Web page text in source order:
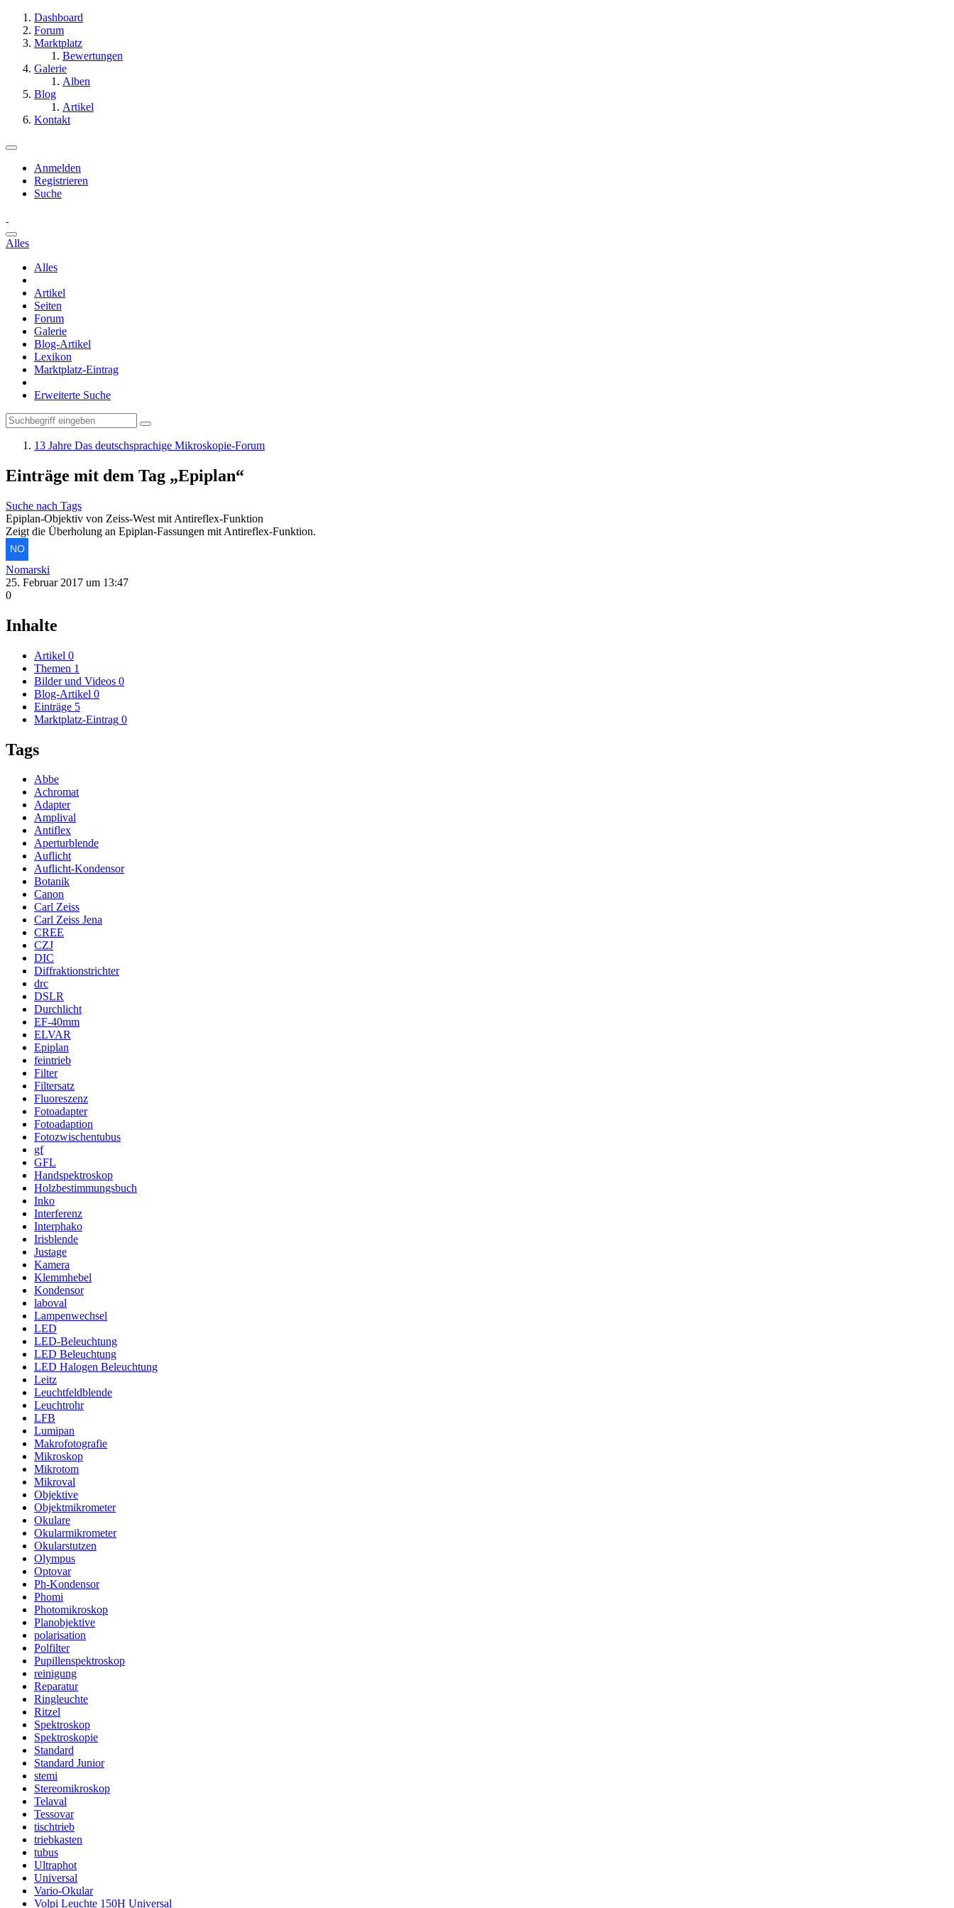
Dashboard
Forum
Marktplatz
Bewertungen
Galerie
Alben
Blog
Artikel
Kontakt
Anmelden
Registrieren
Suche
Alles
Alles
Artikel
Seiten
Forum
Galerie
Blog-Artikel
Lexikon
Marktplatz-Eintrag
Erweiterte Suche
13 Jahre Das deutschsprachige Mikroskopie-Forum
Einträge mit dem Tag „Epiplan“
Suche nach Tags
Epiplan-Objektiv von Zeiss-West mit Antireflex-Funktion
Zeigt die Überholung an Epiplan-Fassungen mit Antireflex-Funktion.
Nomarski
25. Februar 2017 um 13:47
0
Inhalte
Artikel 0
Themen 1
Bilder und Videos 0
Blog-Artikel 0
Einträge 5
Marktplatz-Eintrag 0
Tags
Abbe
Achromat
Adapter
Amplival
Antiflex
Aperturblende
Auflicht
Auflicht-Kondensor
Botanik
Canon
Carl Zeiss
Carl Zeiss Jena
CREE
CZJ
DIC
Diffraktionstrichter
drc
DSLR
Durchlicht
EF-40mm
ELVAR
Epiplan
feintrieb
Filter
Filtersatz
Fluoreszenz
Fotoadapter
Fotoadaption
Fotozwischentubus
gf
GFL
Handspektroskop
Holzbestimmungsbuch
Inko
Interferenz
Interphako
Irisblende
Justage
Kamera
Klemmhebel
Kondensor
laboval
Lampenwechsel
LED
LED-Beleuchtung
LED Beleuchtung
LED Halogen Beleuchtung
Leitz
Leuchtfeldblende
Leuchtrohr
LFB
Lumipan
Makrofotografie
Mikroskop
Mikrotom
Mikroval
Objektive
Objektmikrometer
Okulare
Okularmikrometer
Okularstutzen
Olympus
Optovar
Ph-Kondensor
Phomi
Photomikroskop
Planobjektive
polarisation
Polfilter
Pupillenspektroskop
reinigung
Reparatur
Ringleuchte
Ritzel
Spektroskop
Spektroskopie
Standard
Standard Junior
stemi
Stereomikroskop
Telaval
Tessovar
tischtrieb
triebkasten
tubus
Ultraphot
Universal
Vario-Okular
Volpi Leuchte 150H Universal